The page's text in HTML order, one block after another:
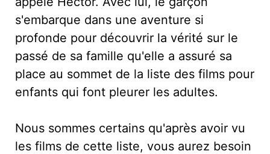
s'embarque dans une aventure si
profonde pour découvrir la vérité sur le
passé de sa famille qu'elle a assuré sa
place au sommet de la liste des films pour
enfants qui font pleurer les adultes.
Nous sommes certains qu'après avoir vu
les films de cette liste, vous aurez besoin